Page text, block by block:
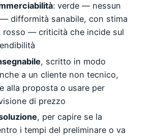
: verde — nessun
difformità sanabile, con stima
rosso — criticità che incide sul
, scritto in modo
a un cliente non tecnico,
alla proposta o usare per
di prezzo
, per capire se la
i tempi del preliminare o va